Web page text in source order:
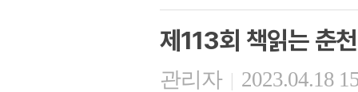
제113회 책읽는 춘천
관리자 | 2023.04.18